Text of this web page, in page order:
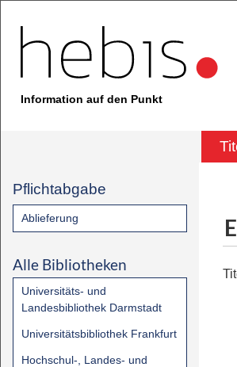
Information auf den Punkt
Pflichtabgabe
Ablieferung
Alle Bibliotheken
Universitäts- und
Landesbibliothek Darmstadt
Universitätsbibliothek Frankfurt
Hochschul-, Landes- und